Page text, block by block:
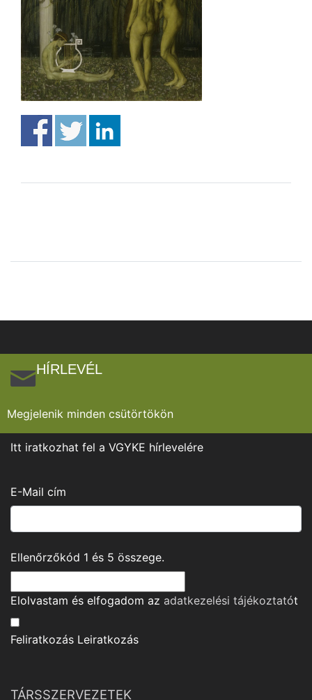
HÍRLEVÉL
Megjelenik minden csütörtökön
Itt iratkozhat fel a VGYKE hírlevelére
E-Mail cím
Ellenőrzőkód 1 és 5 összege.
Elolvastam és elfogadom az adatkezelési tájékoztatót
Feliratkozás Leiratkozás
TÁRSSZERVEZETEK